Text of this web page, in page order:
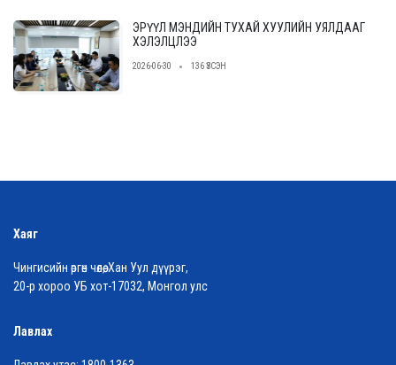
ЭРҮҮЛ МЭНДИЙН ТУХАЙ ХУУЛИЙН УЯЛДААГ
ХЭЛЭЛЦЛЭЭ
2026-06-30 136 ҮЗСЭН
Хаяг
Чингисийн өргөн чөлөө, Хан Уул дүүрэг,
20-р хороо УБ хот-17032, Монгол улс
Лавлах